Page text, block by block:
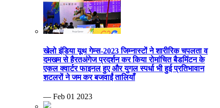
खेलो इंडिया यूथ गेम्स-2023 जिम्नास्टों ने शारीरिक चपलता व
दमखम से हैरतअंगेज प्रदर्शन कर किया रोमांचित बैडमिंटन के
एकल क्वार्टर फाइनल हुए और युगल स्पर्धा भी हुई प्रतिभावान
शटलरों ने जम कर बजवाईं तालियाँ
— Feb 01 2023